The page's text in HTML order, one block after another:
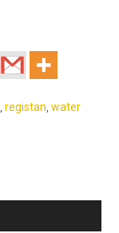
,registan ,water